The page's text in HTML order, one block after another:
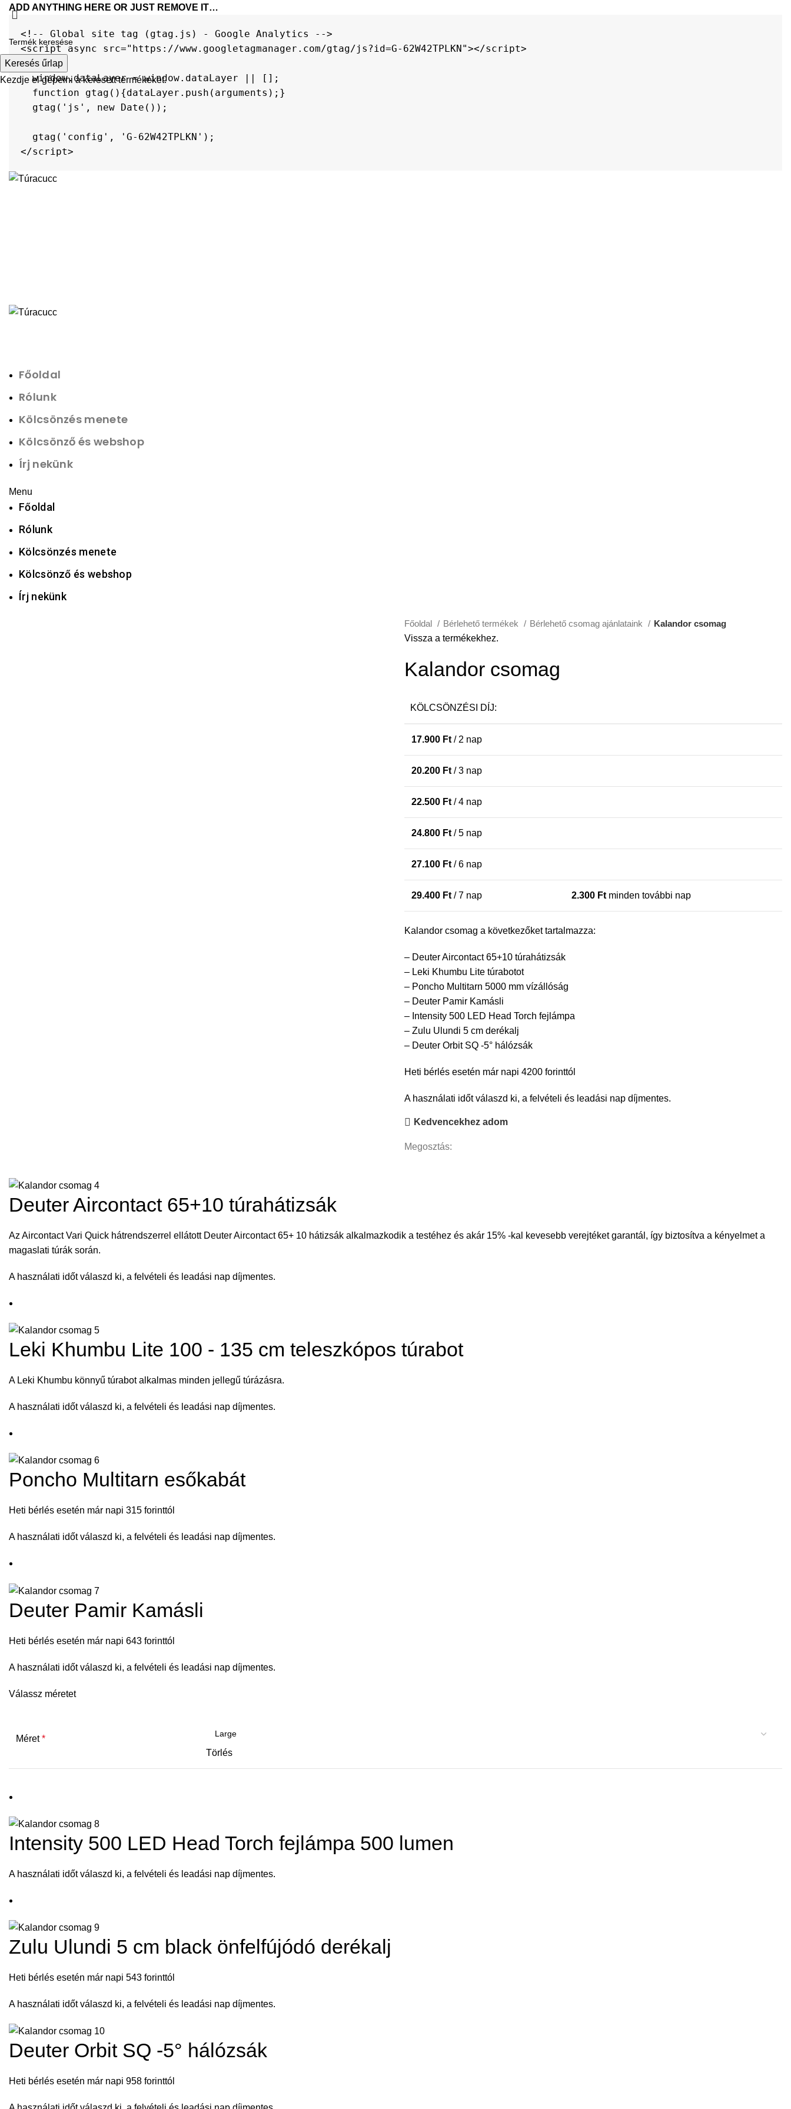
ADD ANYTHING HERE OR JUST REMOVE IT…
<!-- Global site tag (gtag.js) - Google Analytics -->
<script async src="https://www.googletagmanager.com/gtag/js?id=G-62W42TPLKN"></script>
<script>
  window.dataLayer = window.dataLayer || [];
</script>
Főoldal
Rólunk
Kölcsönzés menete
Kölcsönző és webshop
Írj nekünk
Menu
Főoldal
Rólunk
Kölcsönzés menete
Kölcsönző és webshop
Írj nekünk
Főoldal Bérlehető termékek Bérlehető csomag ajánlataink
Kalandor csomag
Vissza a termékekhez.
Kalandor csomag
KÖLCSÖNZÉSI DÍJ:
17.900 Ft / 2 nap
20.200 Ft / 3 nap
22.500 Ft / 4 nap
24.800 Ft / 5 nap
27.100 Ft / 6 nap
29.400 Ft / 7 nap 2.300 Ft minden további nap
Kalandor csomag a következőket tartalmazza:
– Deuter Aircontact 65+10 túrahátizsák
– Leki Khumbu Lite túrabotot
– Poncho Multitarn 5000 mm vízállóság
– Deuter Pamir Kamásli
– Intensity 500 LED Head Torch fejlámpa
– Zulu Ulundi 5 cm derékalj
– Deuter Orbit SQ -5° hálózsák
Heti bérlés esetén már napi 4200 forinttól
A használati időt válaszd ki, a felvételi és leadási nap díjmentes.
Kedvencekhez adom
Megosztás:
Deuter Aircontact 65+10 túrahátizsák
Az Aircontact Vari Quick hátrendszerrel ellátott Deuter Aircontact 65+ 10 hátizsák alkalmazkodik a testéhez és akár 15% -kal kevesebb verejtéket garantál, így biztosítva a kényelmet a
magaslati túrák során.
A használati időt válaszd ki, a felvételi és leadási nap díjmentes.
Leki Khumbu Lite 100 - 135 cm teleszkópos túrabot
A Leki Khumbu könnyű túrabot alkalmas minden jellegű túrázásra.
A használati időt válaszd ki, a felvételi és leadási nap díjmentes.
Poncho Multitarn esőkabát
Heti bérlés esetén már napi 315 forinttól
A használati időt válaszd ki, a felvételi és leadási nap díjmentes.
Deuter Pamir Kamásli
Heti bérlés esetén már napi 643 forinttól
A használati időt válaszd ki, a felvételi és leadási nap díjmentes.
Válassz méretet
Méret*
Törlés
Intensity 500 LED Head Torch fejlámpa 500 lumen
A használati időt válaszd ki, a felvételi és leadási nap díjmentes.
Zulu Ulundi 5 cm black önfelfújódó derékalj
Heti bérlés esetén már napi 543 forinttól
A használati időt válaszd ki, a felvételi és leadási nap díjmentes.
Deuter Orbit SQ -5° hálózsák
Heti bérlés esetén már napi 958 forinttól
Keresés űrlap
Kezdje el gépelni a keresett termékeket.